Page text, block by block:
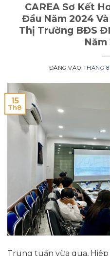
CAREA Sơ Kết
Đầu Năm 2024
Thị Trường BĐS
Năm
ĐĂNG VÀO THÁNG
15
Th8
Trung tuần vừa qua, Hiệp